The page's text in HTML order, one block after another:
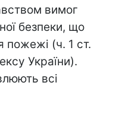
вимог
безпеки, що
пожежі (ч. 1 ст.
України).
всі